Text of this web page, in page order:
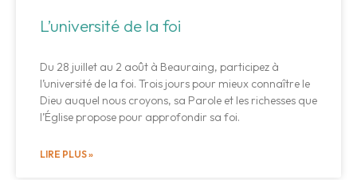
L’université de la foi
Du 28 juillet au 2 août à Beauraing, participez à
l’université de la foi. Trois jours pour mieux connaître le
Dieu auquel nous croyons, sa Parole et les richesses que
l’Église propose pour approfondir sa foi.
LIRE PLUS »